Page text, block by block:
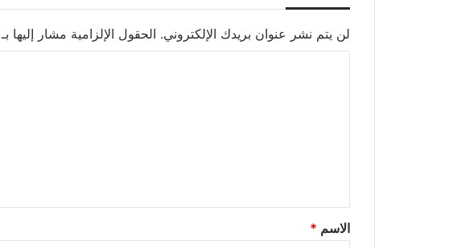
لن يتم نشر عنوان بريدك الإلكتروني. الحقول الإلزامية مشار إليها بـ
الاسم *